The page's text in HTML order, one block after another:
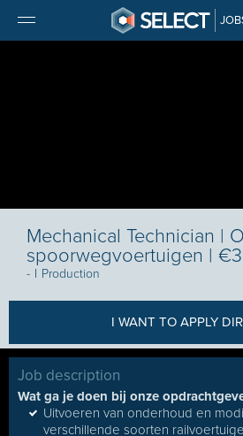
Mechanical Technician |
spoorwegvoertuigen |
- I Production
I WANT TO APPLY
Job description
Wat ga je doen bij onze
Uitvoeren van onderhoud en
verschillende soorten